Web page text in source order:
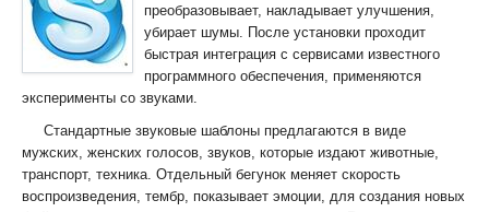
преобразовывает, накладывает улучшения,
убирает шумы. После установки проходит
быстрая интеграция с сервисами известного
программного обеспечения, применяются
эксперименты со звуками.
Стандартные звуковые шаблоны предлагаются в виде
мужских, женских голосов, звуков, которые издают животные,
транспорт, техника. Отдельный бегунок меняет скорость
воспроизведения, тембр, показывает эмоции, для создания новых